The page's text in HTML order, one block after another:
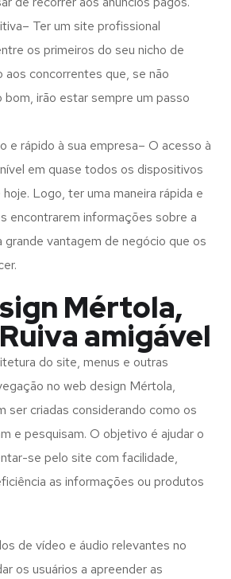
Ter um site profissional
os primeiros do seu nicho de
aos concorrentes que, se não
irão estar sempre um passo
e rápido à sua empresa– O acesso à
em quase todos os dispositivos
Logo, ter uma maneira rápida e
encontrarem informações sobre a
grande vantagem de negócio que os
Mértola,
amigável
do site, menus e outras
no web design Mértola,
ser criadas considerando como os
e pesquisam. O objetivo é ajudar o
se pelo site com facilidade,
as informações ou produtos
de vídeo e áudio relevantes no
os usuários a apreender as